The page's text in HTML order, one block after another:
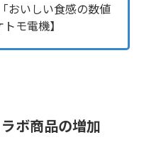
おいしい食感の数値
モ電機】
ボ商品の増加